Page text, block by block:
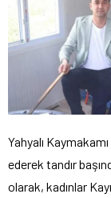
Yahyalı
ederek tandır
olarak, kadınlar